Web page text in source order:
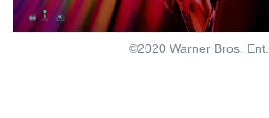
©2020 Warner Bros. Ent.